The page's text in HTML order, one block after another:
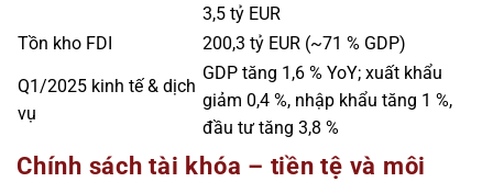
3,5 tỷ EUR
Tồn kho FDI
200,3 tỷ EUR (~71 % GDP)
Q1/2025 kinh tế & dịch
vụ
GDP tăng 1,6 % YoY; xuất khẩu
giảm 0,4 %, nhập khẩu tăng 1 %,
đầu tư tăng 3,8 %
Chính sách tài khóa – tiền tệ và môi